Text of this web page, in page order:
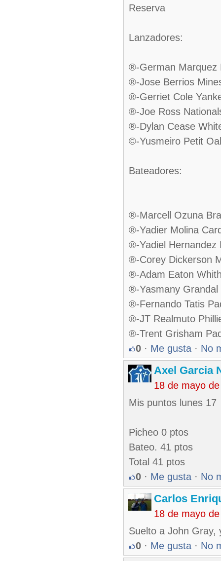
Reserva
Lanzadores:
®-German Marquez
®-Jose Berrios
®-Gerriet Cole
®-Joe Ross
®-Dylan Cease
©-Yusmeiro Petit
Bateadores:
®-Marcell Ozuna
®-Yadier Molina
®-Yadiel Hernandez
®-Corey Dickerson
®-Adam Eaton
®-Yasmany Grandal
®-Fernando Tatis
®-JT Realmuto
®-Trent Grisham
0 · Me gusta · No
Axel Garcia
18 de mayo
Mis puntos lunes 17
Picheo 0 ptos
Bateo. 41 ptos
Total 41 ptos
0 · Me gusta · No
Carlos
18 de mayo
Suelto a John Gray,
0 · Me gusta · No